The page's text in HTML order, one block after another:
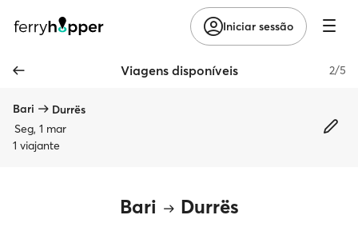
Iniciar sessão
Viagens disponíveis 2/5
Bari
Durrës
Seg, 1 mar
1 viajante
Bari Durrës